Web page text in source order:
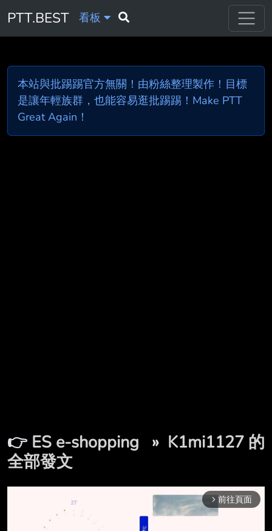
PTT.BEST 看板
本站與批踢踢官方無關！由粉絲整理製作！目標
是讓年輕族群，也能容易逛批踢踢！Make PTT
Great Again！
👉 ES e-shopping » K1mi1127 的
全部發文
arrow_forward_ios 前往頁面